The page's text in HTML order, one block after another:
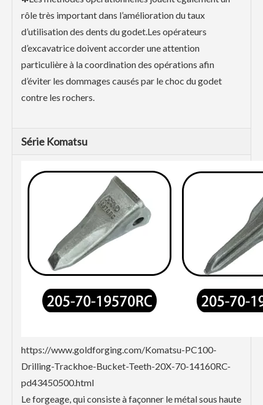
rôle très important dans l’amélioration du taux
d’utilisation des dents du godet.Les opérateurs
d’excavatrice doivent accorder une attention
particulière à la coordination des opérations afin
d’éviter les dommages causés par le choc du godet
contre les rochers.
Série Komatsu
https://www.goldforging.com/Komatsu-PC100-
Drilling-Trackhoe-Bucket-Teeth-20X-70-14160RC-
pd43450500.html
Le forgeage, qui consiste à façonner le métal sous haute